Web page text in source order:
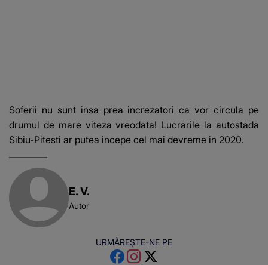
Soferii nu sunt insa prea increzatori ca vor circula pe
drumul de mare viteza vreodata! Lucrarile la autostada
Sibiu-Pitesti ar putea incepe cel mai devreme in 2020.
E. V.
Autor
URMĂREȘTE-NE PE